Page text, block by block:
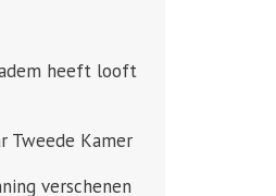
heeft looft
Tweede Kamer
verschenen